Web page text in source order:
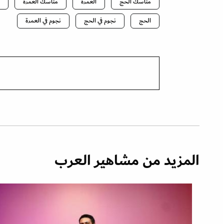
الحج
نجوم في الحج نجوم في العمرة
المزيد من مشاهير العرب